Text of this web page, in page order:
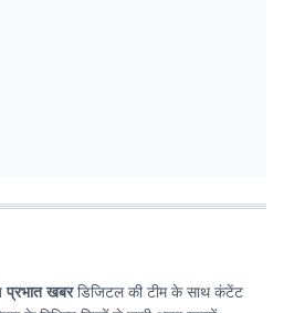
प्रभात खबरडिजिटल की टीम के साथ कंटेंट